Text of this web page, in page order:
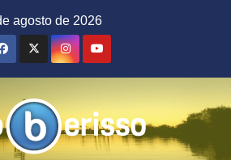
agosto de 2026